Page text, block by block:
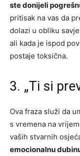
ste donijeli
pritisak na vas da
dolazi u obliku
ali kada je ispod
postaje toksična.
3. „Ti si
Ova fraza služi da
s vremena na
vaših stvarnih
emocionalnu